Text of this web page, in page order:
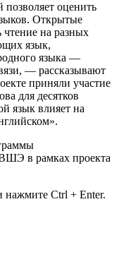
позволяет оценить
Открытые
чтение на разных
язык,
языка —
— рассказывают
приняли участие
для десятков
язык влияет на
в рамках проекта
нажмите Ctrl + Enter.